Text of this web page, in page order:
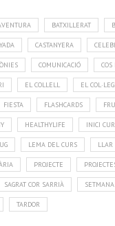
BATXILLERAT
CASTANYERA
COMUNICACIÓ
EL COLLELL EL COL·LEGI
FIESTA FLASHCARDS
HEALTHYLIFE INICI
LEMA DEL CURS
PROJECTE
SAGRAT COR SARRIÀ SETMANA
TARDOR